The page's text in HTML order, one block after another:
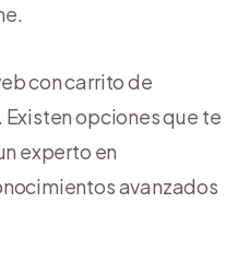
con carrito de
opciones que te
experto en
avanzados